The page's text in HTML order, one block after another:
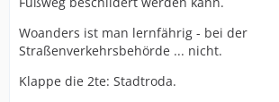
Woanders ist man lernfährig - bei der
Straßenverkehrsbehörde ... nicht.
Klappe die 2te: Stadtroda.